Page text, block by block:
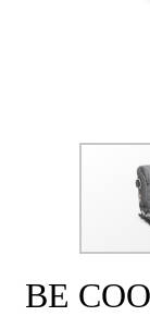
BE